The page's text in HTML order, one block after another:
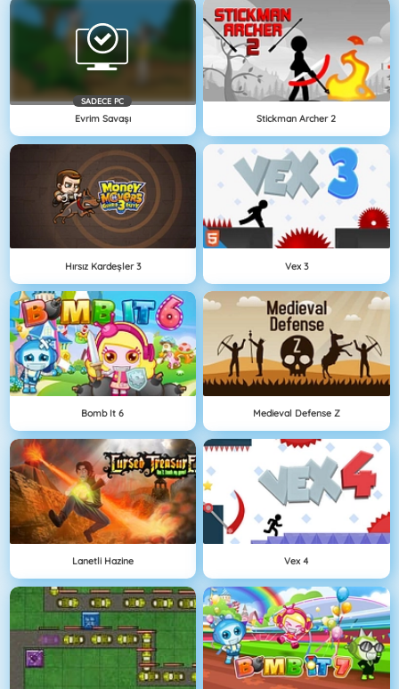
SADECE PC
Evrim Savaşı Stickman Archer 2
Hırsız Kardeşler 3 Vex 3
Bomb It 6 Medieval Defense Z
Lanetli Hazine Vex 4